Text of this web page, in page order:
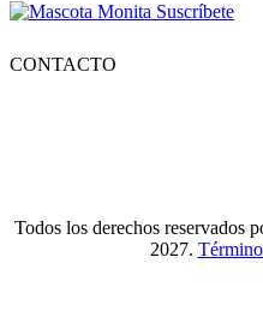
CONTACTO
Todos los derechos reservados
2027.